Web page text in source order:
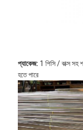
ভিজ্যুয়ালাইজার ডকুমেন্ট
প্রজেক্টর
প্যাকেজ: 1 পিসি / বাক্স সহ
হতে পারে